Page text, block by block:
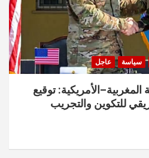
سياسة عاجل
توقيع
للتكوين والتجريب